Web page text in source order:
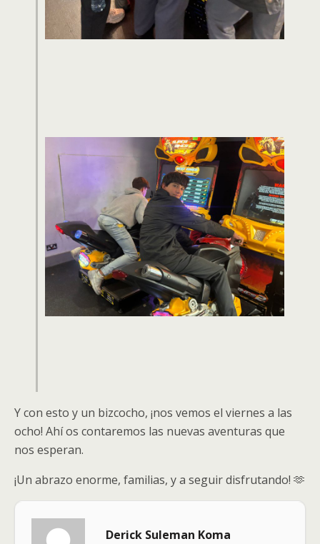
Y con esto y un bizcocho, ¡nos vemos el viernes a las
ocho! Ahí os contaremos las nuevas aventuras que
nos esperan.
¡Un abrazo enorme, familias, y a seguir disfrutando! 🫶
Derick Suleman Koma